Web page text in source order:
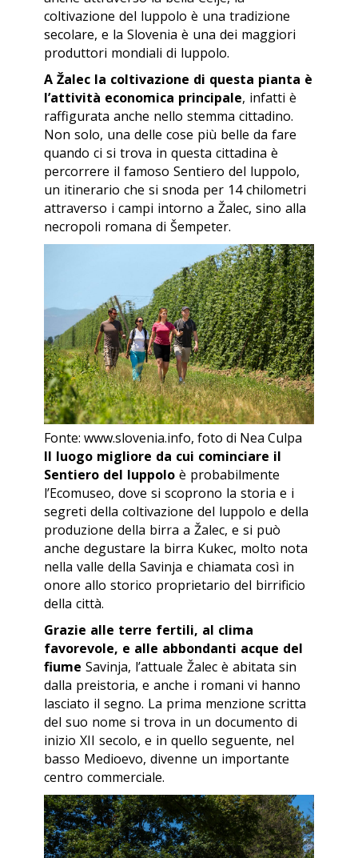
coltivazione del luppolo è una tradizione
secolare, e la Slovenia è una dei maggiori
produttori mondiali di luppolo.
A Žalec la coltivazione di questa pianta è
l’attività economica principale, infatti è
raffigurata anche nello stemma cittadino.
Non solo, una delle cose più belle da fare
quando ci si trova in questa cittadina è
percorrere il famoso Sentiero del luppolo,
un itinerario che si snoda per 14 chilometri
attraverso i campi intorno a Žalec, sino alla
necropoli romana di Šempeter.
Fonte: www.slovenia.info, foto di Nea Culpa
Il luogo migliore da cui cominciare il
Sentiero del luppolo è probabilmente
l’Ecomuseo, dove si scoprono la storia e i
segreti della coltivazione del luppolo e della
produzione della birra a Žalec, e si può
anche degustare la birra Kukec, molto nota
nella valle della Savinja e chiamata così in
onore allo storico proprietario del birrificio
della città.
Grazie alle terre fertili, al clima
favorevole, e alle abbondanti acque del
fiume Savinja, l’attuale Žalec è abitata sin
dalla preistoria, e anche i romani vi hanno
lasciato il segno. La prima menzione scritta
del suo nome si trova in un documento di
inizio XII secolo, e in quello seguente, nel
basso Medioevo, divenne un importante
centro commerciale.